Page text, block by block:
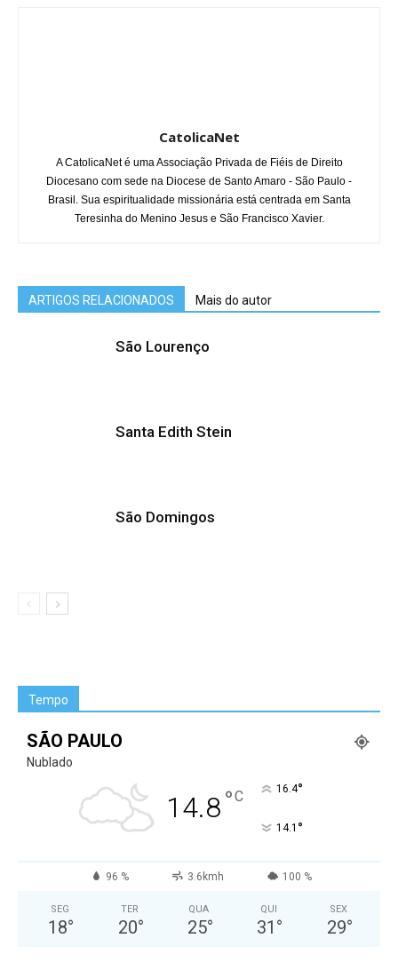
CatolicaNet
A CatolicaNet é uma Associação Privada de Fiéis de Direito
Diocesano com sede na Diocese de Santo Amaro - São Paulo -
Brasil. Sua espiritualidade missionária está centrada em Santa
Teresinha do Menino Jesus e São Francisco Xavier.
ARTIGOS RELACIONADOS Mais do autor
São Lourenço
Santa Edith Stein
São Domingos
Tempo
SÃO PAULO
Nublado
14.8°C 16.4°
14.1 °
96 % 3.6kmh 100 %
SEG
18°
TER
20°
QUA
25°
QUI
31 °
SEX
29°